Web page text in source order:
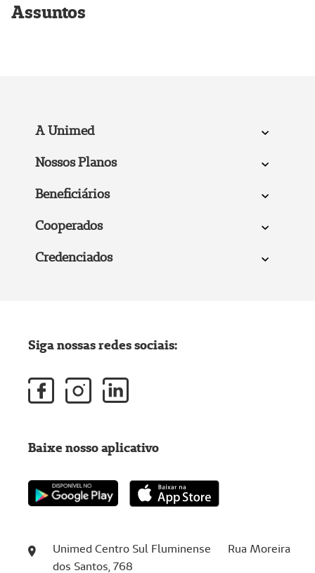
Assuntos
A Unimed
Nossos Planos
Beneficiários
Cooperados
Credenciados
Unimed Centro Sul Fluminense Rua Moreira
dos Santos, 768
Siga nossas redes sociais:
Baixe nosso aplicativo